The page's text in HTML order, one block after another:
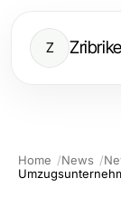
Z
Home News